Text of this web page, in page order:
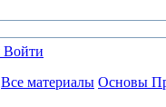
Войти
Все материалы Основы